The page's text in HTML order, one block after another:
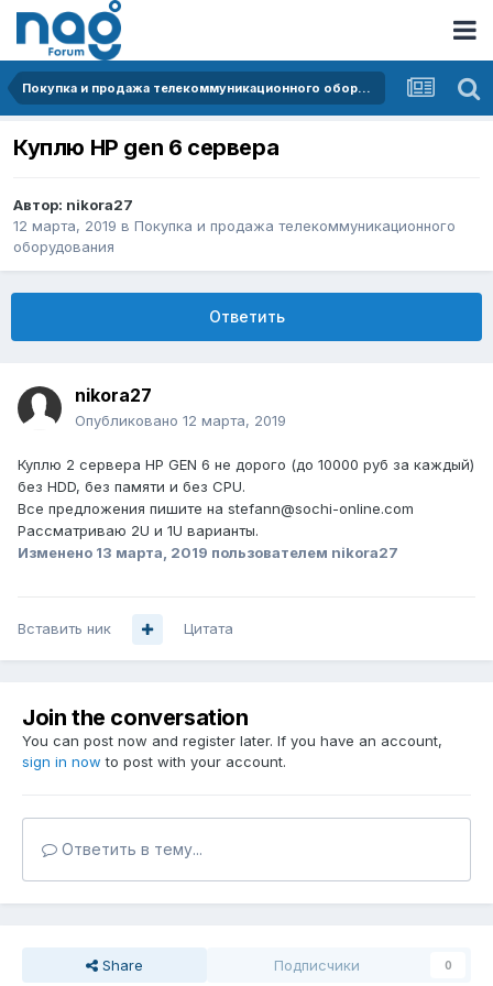
Покупка и продажа телекоммуникационного оборудования
Куплю HP gen 6 сервера
Автор: nikora27
12 марта, 2019 в Покупка и продажа телекоммуникационного
оборудования
Ответить
nikora27
Опубликовано 12 марта, 2019
Куплю 2 сервера HP GEN 6 не дорого (до 10000 руб за каждый)
без HDD, без памяти и без CPU.
Все предложения пишите на stefann@sochi-online.com
Рассматриваю 2U и 1U варианты.
Изменено 13 марта, 2019 пользователем nikora27
Вставить ник Цитата
Join the conversation
You can post now and register later. If you have an account,
sign in now to post with your account.
Ответить в тему...
Share Подписчики 0